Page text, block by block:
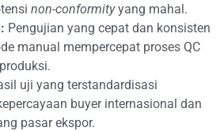
non-conformityyang mahal.
Pengujian yang cepat dan konsisten
manual mempercepat proses QC
uji yang terstandardisasi
buyer internasional dan
pasar ekspor.